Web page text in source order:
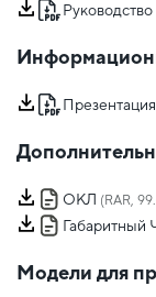
Презентация
ОКЛ (RAR,
Габаритный
Модели для